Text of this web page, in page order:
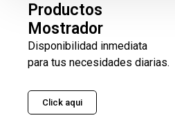
Productos
Mostrador
Disponibilidad inmediata
para tus necesidades diarias.
Click aqui